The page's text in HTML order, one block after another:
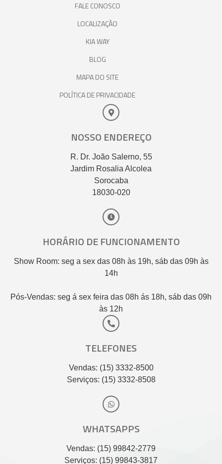
FALE CONOSCO
LOCALIZAÇÃO
KIA WAY
BLOG
MAPA DO SITE
POLÍTICA DE PRIVACIDADE
NOSSO ENDEREÇO
R. Dr. João Salerno, 55
Jardim Rosalia Alcolea
Sorocaba
18030-020
HORÁRIO DE FUNCIONAMENTO
Show Room: seg a sex das 08h às 19h, sáb das 09h às
14h
Pós-Vendas: seg á sex feira das 08h ás 18h, sáb das 09h
às 12h
TELEFONES
Vendas: (15) 3332-8500
Serviços: (15) 3332-8508
WHATSAPPS
Vendas: (15) 99842-2779
Serviços: (15) 99843-3817